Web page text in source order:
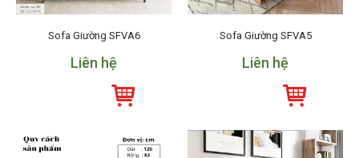
Sofa Giường SFVA6
Liên hệ
Sofa Giường SFVA5
Liên hệ